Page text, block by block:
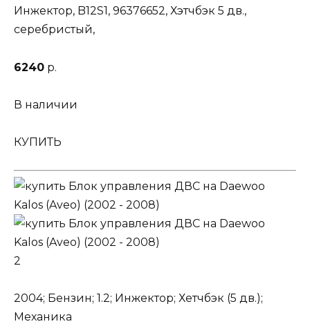
Инжектор, B12S1, 96376652, Хэтчбэк 5 дв.,
серебристый,
6240 р.
В наличии
КУПИТЬ
2
2004; Бензин; 1.2; Инжектор; Хетчбэк (5 дв.);
Механика